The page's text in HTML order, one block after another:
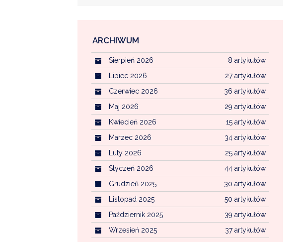
EKOINTERWENCJA
WFOŚ CZYSTE POWIETRZE
CENTRALNA EWIDENCJA EMISYJNOŚCI
GOSPODARKA ODPADAMI KOMUNALNYMI
ARCHIWUM
8 artykułów
Sierpień 2026
27 artykułów
Lipiec 2026
36 artykułów
Czerwiec 2026
29 artykułów
Maj 2026
15 artykułów
Kwiecień 2026
34 artykułów
Marzec 2026
25 artykułów
Luty 2026
44 artykułów
Styczeń 2026
30 artykułów
Grudzień 2025
50 artykułów
Listopad 2025
39 artykułów
Październik 2025
37 artykułów
Wrzesień 2025